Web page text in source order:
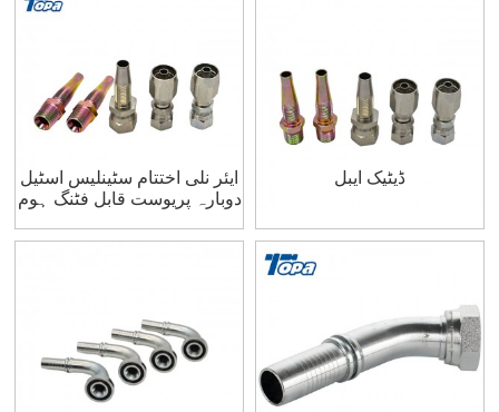
ایئر نلی اختتام سٹینلیس اسٹیل
دوبارہ پریوست قابل فٹنگ ہوم
ڈیٹیک ایبل